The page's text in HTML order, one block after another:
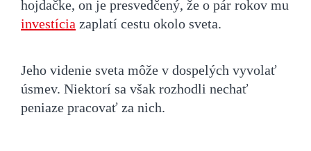
hojdačke, on je presvedčený, že o pár rokov mu
investícia zaplatí cestu okolo sveta.
Jeho videnie sveta môže v dospelých vyvolať
úsmev. Niektorí sa však rozhodli nechať
peniaze pracovať za nich.